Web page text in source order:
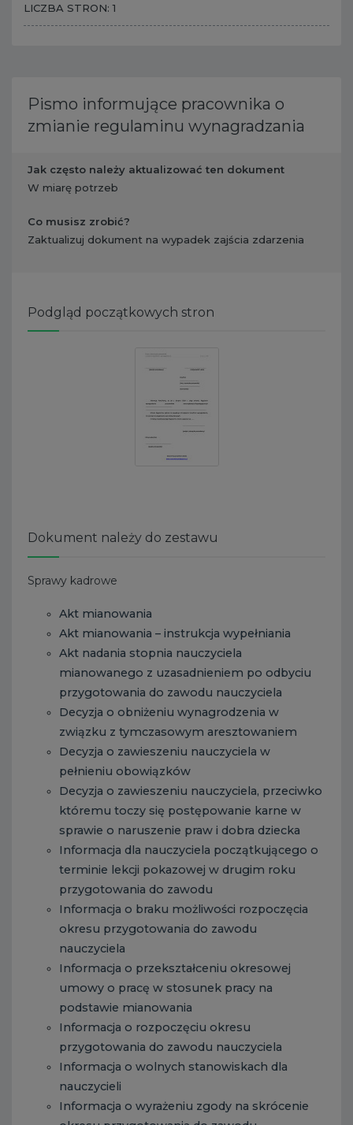
LICZBA STRON: 1
Pismo informujące pracownika o
zmianie regulaminu wynagradzania
Jak często należy aktualizować ten dokument
W miarę potrzeb
Co musisz zrobić?
​ Zaktualizuj dokument na wypadek zajścia zdarzenia
Podgląd początkowych stron
Dokument należy do zestawu
Sprawy kadrowe
Akt mianowania
Akt mianowania – instrukcja wypełniania
Akt nadania stopnia nauczyciela
mianowanego z uzasadnieniem po odbyciu
przygotowania do zawodu nauczyciela
Decyzja o obniżeniu wynagrodzenia w
związku z tymczasowym aresztowaniem
Decyzja o zawieszeniu nauczyciela w
pełnieniu obowiązków
Decyzja o zawieszeniu nauczyciela, przeciwko
któremu toczy się postępowanie karne w
sprawie o naruszenie praw i dobra dziecka
Informacja dla nauczyciela początkującego o
terminie lekcji pokazowej w drugim roku
przygotowania do zawodu
Informacja o braku możliwości rozpoczęcia
okresu przygotowania do zawodu
nauczyciela
Informacja o przekształceniu okresowej
umowy o pracę w stosunek pracy na
podstawie mianowania
Informacja o rozpoczęciu okresu
przygotowania do zawodu nauczyciela
Informacja o wolnych stanowiskach dla
nauczycieli
Informacja o wyrażeniu zgody na skrócenie